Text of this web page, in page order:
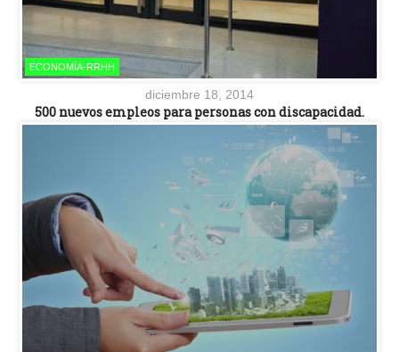
ECONOMÍA-RRHH
diciembre 18, 2014
500 nuevos empleos para personas con discapacidad.